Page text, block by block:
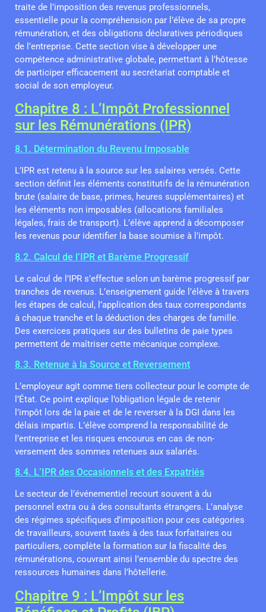
traite de l’imposition des revenus professionnels,
essentielle pour la compréhension par l’élève de sa propre
rémunération, et des obligations déclaratives périodiques
de l’entreprise. Cette section vise à développer une
compétence administrative globale, permettant à l’hôtesse
de participer efficacement au secrétariat comptable et
social de son employeur.
Chapitre 8 : L’Impôt Professionnel
sur les Rémunérations (IPR)
8.1. Détermination du Revenu Imposable
L’IPR est retenu à la source sur les salaires versés. Cette
section définit les éléments constitutifs de la rémunération
brute (salaire de base, primes, heures supplémentaires) et
les éléments non imposables (allocations familiales
légales, frais de transport). L’élève apprend à décomposer
les revenus pour identifier la base soumise à l’impôt.
8.2. Calcul de l’IPR et Barème Progressif
Le calcul de l’IPR s’effectue selon un barème progressif par
tranches de revenus. L’enseignement guide l’élève à travers
les étapes de calcul, l’application des taux correspondants
à chaque tranche et la déduction des charges de famille.
Des exercices pratiques sur des bulletins de paie types
permettent de maîtriser cette mécanique complexe.
8.3. Retenue à la Source et Reversement
L’employeur agit comme tiers collecteur pour le compte de
l’État. Ce point explique l’obligation légale de retenir
l’impôt lors de la paie et de le reverser à la DGI dans les
délais impartis. L’élève comprend la responsabilité de
l’entreprise et les risques encourus en cas de non-
versement des sommes retenues aux salariés.
8.4. L’IPR des Occasionnels et des Expatriés
Le secteur de l’événementiel recourt souvent à du
personnel extra ou à des consultants étrangers. L’analyse
des régimes spécifiques d’imposition pour ces catégories
de travailleurs, souvent taxés à des taux forfaitaires ou
particuliers, complète la formation sur la fiscalité des
rémunérations, couvrant ainsi l’ensemble du spectre des
ressources humaines dans l’hôtellerie.
Chapitre 9 : L’Impôt sur les